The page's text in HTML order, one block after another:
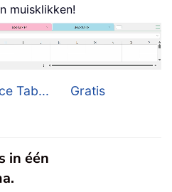
muisklikken!
Tab...
Gratis
in één